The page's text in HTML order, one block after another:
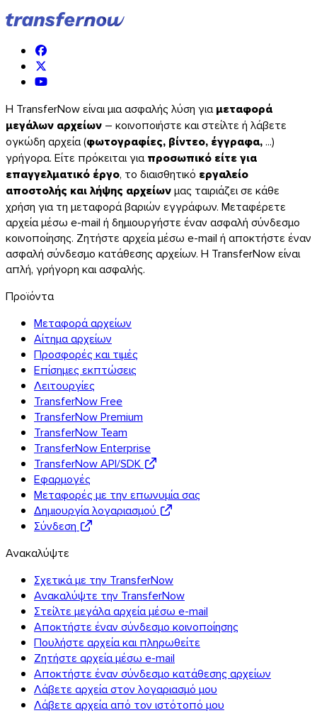
Η TransferNow είναι μια ασφαλής λύση γιαμεταφορά
μεγάλων αρχείων – κοινοποιήστε και στείλτε ή λάβετε
ογκώδη αρχεία (φωτογραφίες, βίντεο, έγγραφα,...)
γρήγορα. Είτε πρόκειται γιαπροσωπικό είτε για
επαγγελματικό έργο, το διαισθητικό εργαλείο
αποστολής και λήψης αρχείωνμας ταιριάζει σε κάθε
χρήση για τη μεταφορά βαριών εγγράφων. Μεταφέρετε
αρχεία μέσω e-mail ή δημιουργήστε έναν ασφαλή σύνδεσμο
κοινοποίησης. Ζητήστε αρχεία μέσω e-mail ή αποκτήστε έναν
ασφαλή σύνδεσμο κατάθεσης αρχείων. Η TransferNow είναι
απλή, γρήγορη και ασφαλής.
Προϊόντα
Μεταφορά αρχείων
Αίτημα αρχείων
Προσφορές και τιμές
Επίσημες εκπτώσεις
Λειτουργίες
TransferNow Free
TransferNow Premium
TransferNow Team
TransferNow Enterprise
TransferNow API/SDK
Εφαρμογές
Μεταφορές με την επωνυμία σας
Δημιουργία λογαριασμού
Σύνδεση
Ανακαλύψτε
Σχετικά με την TransferNow
Ανακαλύψτε την TransferNow
Στείλτε μεγάλα αρχεία μέσω e-mail
Αποκτήστε έναν σύνδεσμο κοινοποίησης
Πουλήστε αρχεία και πληρωθείτε
Ζητήστε αρχεία μέσω e-mail
Αποκτήστε έναν σύνδεσμο κατάθεσης αρχείων
Λάβετε αρχεία στον λογαριασμό μου
Λάβετε αρχεία από τον ιστότοπό μου